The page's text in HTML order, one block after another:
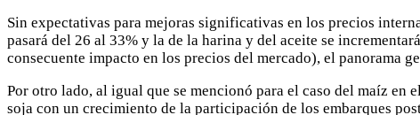
Sin expectativas para mejoras significativas en los precios
pasará del 26 al 33% y la de la harina y del aceite se
consecuente impacto en los precios del mercado), el panorama
Por otro lado, al igual que se mencionó para el caso del maíz en
soja con un crecimiento de la participación de los embarques